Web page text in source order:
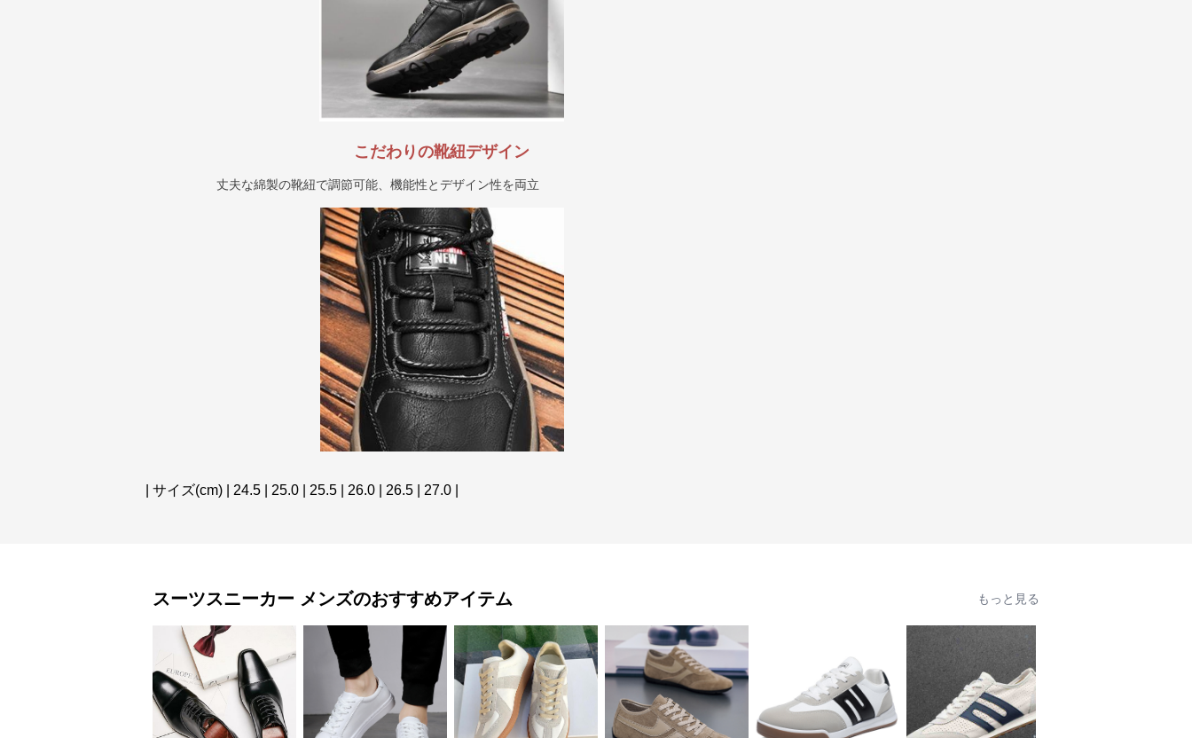
こだわりの靴紐デザイン
丈夫な綿製の靴紐で調節可能、機能性とデザイン性を両立
| サイズ(cm) | 24.5 | 25.0 | 25.5 | 26.0 | 26.5 | 27.0 |
スーツスニーカー メンズのおすすめアイテム もっと見る